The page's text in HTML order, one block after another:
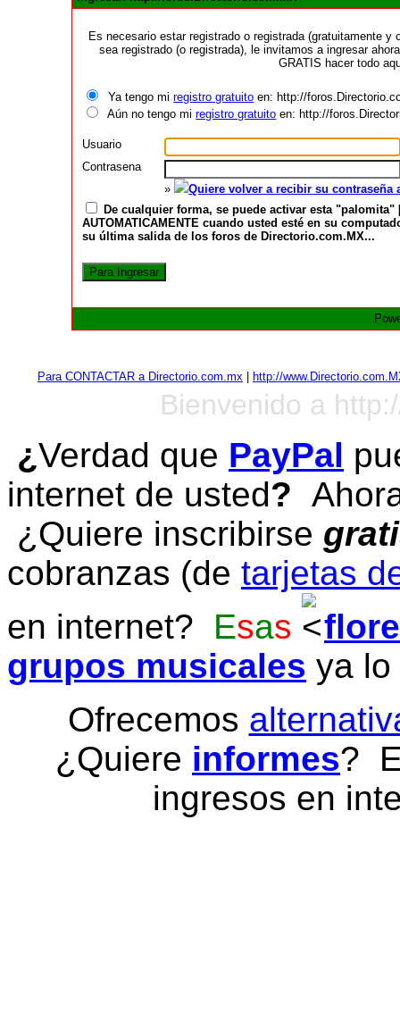
Es necesario estar registrado o registrada (gratuitamente
sea registrado (o registrada), le invitamos a ingresar
GRATIS hacer todo
Ya tengo miregistro gratuito en: http://
Aún no tengo miregistro gratuito en: http://
Usuario
Contrasena
»
Quiere volver a recibir su
De cualquier forma, se puede activar esta
AUTOMATICAMENTE cuando usted esté en su
su última salida de los foros de Directorio.com.MX...
Para CONTACTAR a Directorio.com.mx http://
Bienvenido a
¿Verdad que PayPal
internet de usted?
¿Quiere inscribirse
cobranzas (de tarjetas
en internet? Esas
grupos musicales ya
Ofrecemos
¿Quiere informes?
ingresos en